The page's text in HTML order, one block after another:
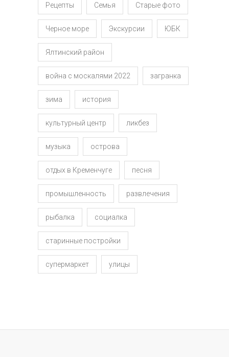
Рецепты Семья Старые фото
Черное море Экскурсии ЮБК
Ялтинский район
война с москалями 2022 загранка
зима история
культурный центр ликбез
музыка острова
отдых в Кременчуге песня
промышленность развлечения
рыбалка социалка
старинные постройки
супермаркет улицы